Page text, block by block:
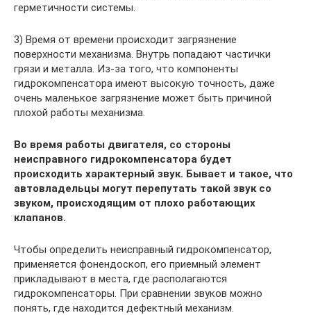
герметичности системы.
3) Время от времени происходит загрязнение
поверхности механизма. Внутрь попадают частички
грязи и металла. Из-за того, что компоненты
гидрокомпенсатора имеют высокую точность, даже
очень маленькое загрязнение может быть причиной
плохой работы механизма.
Во время работы двигателя, со стороны
неисправного гидрокомпенсатора будет
происходить характерный звук. Бывает и такое, что
автовладельцы могут перепутать такой звук со
звуком, происходящим от плохо работающих
клапанов.
Чтобы определить неисправный гидрокомпенсатор,
применяется фонендоскоп, его приемный элемент
прикладывают в места, где располагаются
гидрокомпенсаторы. При сравнении звуков можно
понять, где находится дефектный механизм.